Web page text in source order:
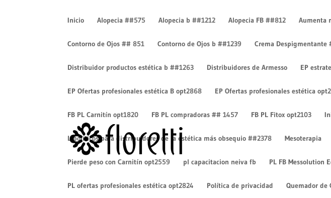
Inicio Alopecia ##575 Alopecia b ##1212 Alopecia FB ##812 Aumenta
Contorno de Ojos ## 851 Contorno de Ojos b ##1239 Crema Despigmentante
Distribuidor productos estética b ##1263 Distribuidores de Armesso EP
EP Ofertas profesionales estética B opt2868 EP Ofertas profesionales estética
FB PL Carnitín opt1820 FB PL compradoras ## 1457 FB PL Fitox opt2103
Lipolíticos para distribuidores de la estética más obsequio ##2378 Mesoterapia
Pierde peso con Carnitín opt2559 pl capacitacion neiva fb PL FB Messolution
PL ofertas profesionales estética opt2824 Política de privacidad Quemador de
fondo locion y shampòo
porCesar Eduardo Camacho|Sep 4, 2019| 0 Comentarios